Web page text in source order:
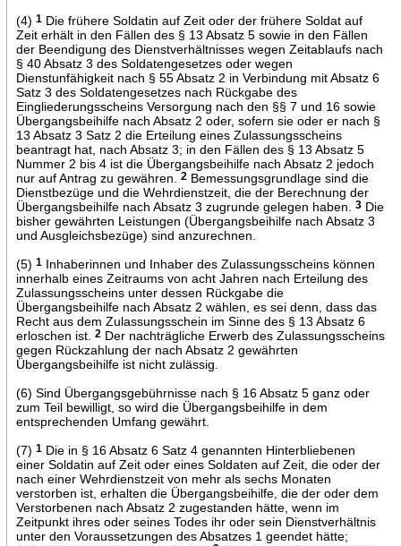
(4) 1Die frühere Soldatin auf Zeit oder der frühere Soldat auf
Zeit erhält in den Fällen des § 13 Absatz 5 sowie in den Fällen
der Beendigung des Dienstverhältnisses wegen Zeitablaufs nach
§ 40 Absatz 3 des Soldatengesetzes oder wegen
Dienstunfähigkeit nach § 55 Absatz 2 in Verbindung mit Absatz 6
Satz 3 des Soldatengesetzes nach Rückgabe des
Eingliederungsscheins Versorgung nach den §§ 7 und 16 sowie
Übergangsbeihilfe nach Absatz 2 oder, sofern sie oder er nach §
13 Absatz 3 Satz 2 die Erteilung eines Zulassungsscheins
beantragt hat, nach Absatz 3; in den Fällen des § 13 Absatz 5
Nummer 2 bis 4 ist die Übergangsbeihilfe nach Absatz 2 jedoch
nur auf Antrag zu gewähren.
2Bemessungsgrundlage sind die
Dienstbezüge und die Wehrdienstzeit, die der Berechnung der
Übergangsbeihilfe nach Absatz 3 zugrunde gelegen haben.
3Die
bisher gewährten Leistungen (Übergangsbeihilfe nach Absatz 3
und Ausgleichsbezüge) sind anzurechnen.
(5) 1Inhaberinnen und Inhaber des Zulassungsscheins können
innerhalb eines Zeitraums von acht Jahren nach Erteilung des
Zulassungsscheins unter dessen Rückgabe die
Übergangsbeihilfe nach Absatz 2 wählen, es sei denn, dass das
Recht aus dem Zulassungsschein im Sinne des § 13 Absatz 6
erloschen ist.
2Der nachträgliche Erwerb des Zulassungsscheins
gegen Rückzahlung der nach Absatz 2 gewährten
Übergangsbeihilfe ist nicht zulässig.
(6) Sind Übergangsgebührnisse nach § 16 Absatz 5 ganz oder
zum Teil bewilligt, so wird die Übergangsbeihilfe in dem
entsprechenden Umfang gewährt.
(7) 1Die in § 16 Absatz 6 Satz 4 genannten Hinterbliebenen
einer Soldatin auf Zeit oder eines Soldaten auf Zeit, die oder der
nach einer Wehrdienstzeit von mehr als sechs Monaten
verstorben ist, erhalten die Übergangsbeihilfe, die der oder dem
Verstorbenen nach Absatz 2 zugestanden hätte, wenn im
Zeitpunkt ihres oder seines Todes ihr oder sein Dienstverhältnis
unter den Voraussetzungen des Absatzes 1 geendet hätte;